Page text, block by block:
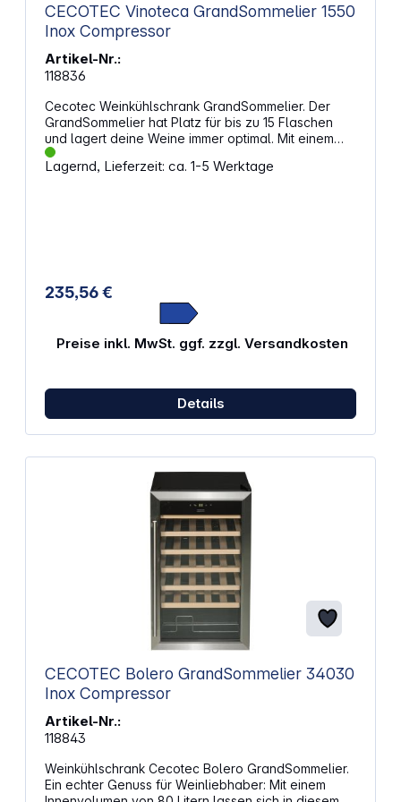
CECOTEC Vinoteca GrandSommelier 1550
Inox Compressor
Artikel-Nr.:
118836
Cecotec Weinkühlschrank GrandSommelier. Der
GrandSommelier hat Platz für bis zu 15 Flaschen
und lagert deine Weine immer optimal. Mit einem
leisen Kompressor und einstellbarer Temperatur
zwischen 5 und 18 ºC bleibt dein Wein in bestem
Platz für bis zu 15 Flaschen Leiser Kompressor für
hohe Leistung Einstellbare Temperatur zwischen 5
Entriegelung Geräuscharm mit nur 39 dB
Lagernd, Lieferzeit: ca. 1-5 Werktage
235,56 €
Preise inkl. MwSt. ggf. zzgl. Versandkosten
Details
CECOTEC Bolero GrandSommelier 34030
Inox Compressor
Artikel-Nr.:
118843
Weinkühlschrank Cecotec Bolero GrandSommelier.
Ein echter Genuss für Weinliebhaber: Mit einem